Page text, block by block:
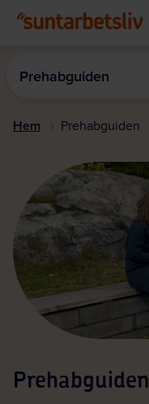
Prehabguiden
Hem Prehabguiden
Prehabguiden